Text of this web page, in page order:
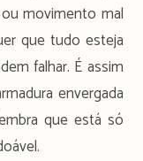
movimento mal
que tudo esteja
falhar. É assim
envergada
que está só